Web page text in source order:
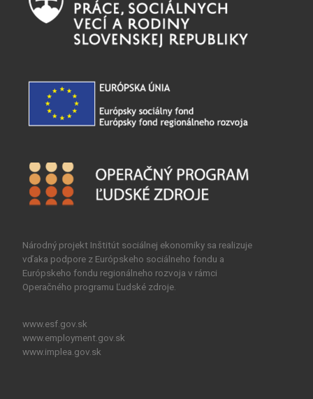
Národný projekt Inštitút sociálnej ekonomiky sa realizuje
vďaka podpore z Európskeho sociálneho fondu a
Európskeho fondu regionálneho rozvoja v rámci
Operačného programu Ľudské zdroje.
www.esf.gov.sk
www.employment.gov.sk
www.implea.gov.sk